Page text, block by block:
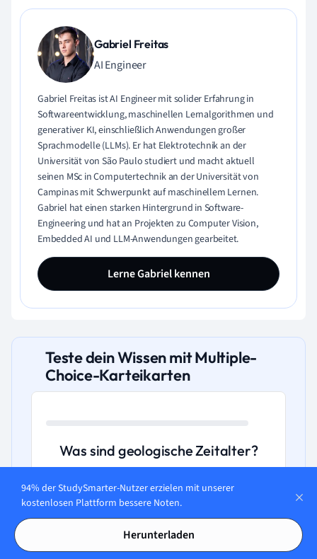
Gabriel Freitas
AI Engineer
Gabriel Freitas ist AI Engineer mit solider Erfahrung in
Softwareentwicklung, maschinellen Lernalgorithmen und
generativer KI, einschließlich Anwendungen großer
Sprachmodelle (LLMs). Er hat Elektrotechnik an der
Universität von São Paulo studiert und macht aktuell
seinen MSc in Computertechnik an der Universität von
Campinas mit Schwerpunkt auf maschinellem Lernen.
Gabriel hat einen starken Hintergrund in Software-
Engineering und hat an Projekten zu Computer Vision,
Embedded AI und LLM-Anwendungen gearbeitet.
Lerne Gabriel kennen
Teste dein Wissen mit Multiple-
Choice-Karteikarten
Was sind geologische Zeitalter?
A. Einheiten, basierend auf astrologischen
Ereignissen.
B. Abschnitte ohne Bezug zu bedeutenden
94% der StudySmarter-Nutzer erzielen mit unserer
kostenlosen Plattform bessere Noten.
Herunterladen